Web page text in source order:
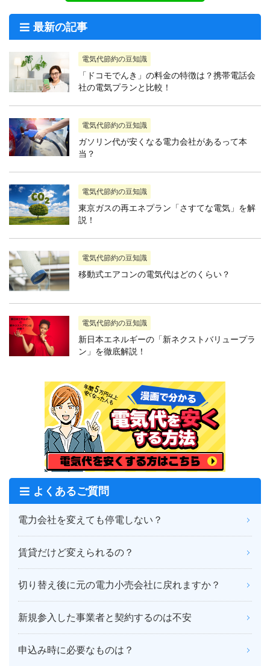
最新の記事
電気代節約の豆知識
「ドコモでんき」の料金の特徴は？携帯電話会
社の電気プランと比較！
電気代節約の豆知識
ガソリン代が安くなる電力会社があるって本
当？
電気代節約の豆知識
東京ガスの再エネプラン「さすてな電気」を解
説！
電気代節約の豆知識
移動式エアコンの電気代はどのくらい？
電気代節約の豆知識
新日本エネルギーの「新ネクストバリュープラ
ン」を徹底解説！
よくあるご質問
電力会社を変えても停電しない？
賃貸だけど変えられるの？
切り替え後に元の電力小売会社に戻れますか？
新規参入した事業者と契約するのは不安
申込み時に必要なものは？